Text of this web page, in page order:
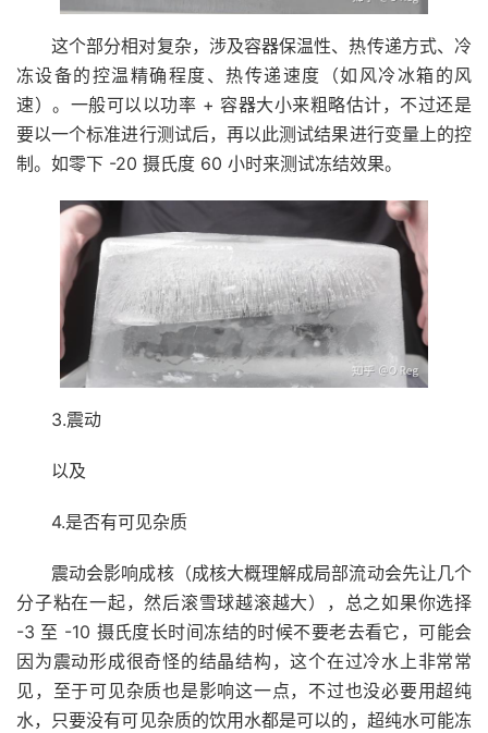
这个部分相对复杂，涉及容器保温性、热传递方式、冷
冻设备的控温精确程度、热传递速度（如风冷冰箱的风
速）。一般可以以功率 + 容器大小来粗略估计，不过还是
要以一个标准进行测试后，再以此测试结果进行变量上的控
制。如零下 -20 摄氏度 60 小时来测试冻结效果。
3.震动
以及
4.是否有可见杂质
震动会影响成核（成核大概理解成局部流动会先让几个
分子粘在一起，然后滚雪球越滚越大），总之如果你选择
-3 至 -10 摄氏度长时间冻结的时候不要老去看它，可能会
因为震动形成很奇怪的结晶结构，这个在过冷水上非常常
见，至于可见杂质也是影响这一点，不过也没必要用超纯
水，只要没有可见杂质的饮用水都是可以的，超纯水可能冻